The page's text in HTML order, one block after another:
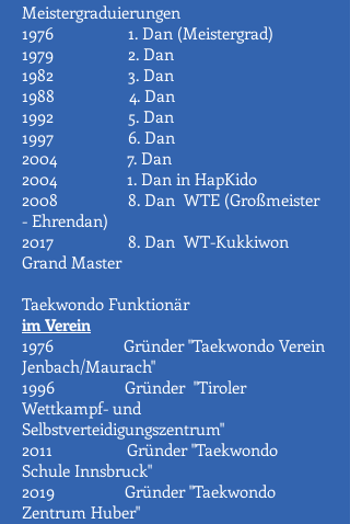
Meistergraduierungen
1976 1. Dan (Meistergrad)
1979 2. Dan
1982 3. Dan
1988 4. Dan
1992 5. Dan
1997 6. Dan
2004 7. Dan
2004 1. Dan in HapKido
2008 8. Dan WTE (Großmeister
- Ehrendan)
2017 8. Dan WT-Kukkiwon
Grand Master
Taekwondo Funktionär
im Verein
1976 Gründer "Taekwondo Verein
Jenbach/Maurach"
1996 Gründer "Tiroler
Wettkampf- und
Selbstverteidigungszentrum"
2011 Gründer "Taekwondo
Schule Innsbruck"
2019 Gründer "Taekwondo
Zentrum Huber"